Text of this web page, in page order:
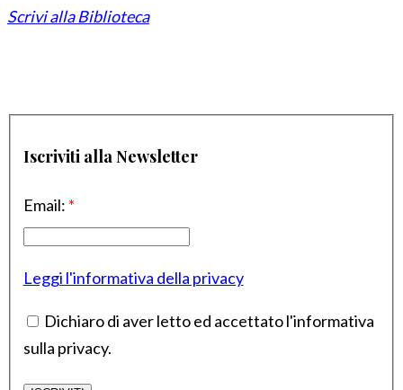
Scrivi alla Biblioteca
Iscriviti alla Newsletter
Email: *
Leggi l'informativa della privacy
Dichiaro di aver letto ed accettato l'informativa
sulla privacy.